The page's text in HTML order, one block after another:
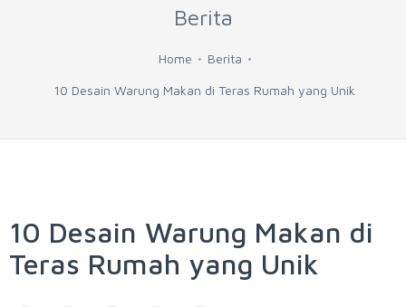
Berita
Home Berita
10 Desain Warung Makan di Teras Rumah yang Unik
10 Desain Warung Makan di
Teras Rumah yang Unik